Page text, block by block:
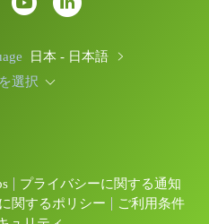
日本 - 日本語
選択
プライバシーに関する通知
関するポリシー
ご利用条件